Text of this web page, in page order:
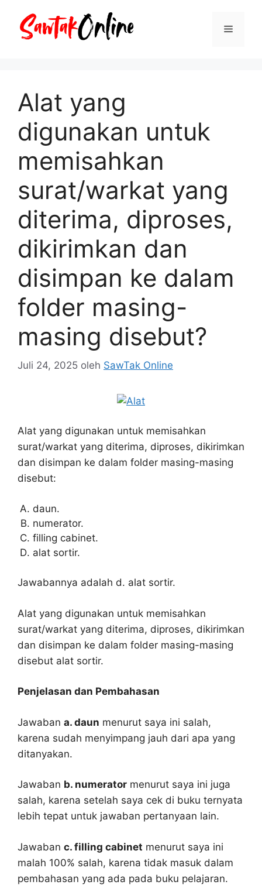
Menu
Alat yang
digunakan untuk
memisahkan
surat/warkat yang
diterima, diproses,
dikirimkan dan
disimpan ke dalam
folder masing-
masing disebut?
Juli 24, 2025 oleh SawTak Online
Alat yang digunakan untuk memisahkan
surat/warkat yang diterima, diproses, dikirimkan
dan disimpan ke dalam folder masing-masing
disebut:
daun.
numerator.
filling cabinet.
alat sortir.
Jawabannya adalah d. alat sortir.
Alat yang digunakan untuk memisahkan
surat/warkat yang diterima, diproses, dikirimkan
dan disimpan ke dalam folder masing-masing
disebut alat sortir.
Penjelasan dan Pembahasan
Jawaban a. daun menurut saya ini salah,
karena sudah menyimpang jauh dari apa yang
ditanyakan.
Jawaban b. numerator menurut saya ini juga
salah, karena setelah saya cek di buku ternyata
lebih tepat untuk jawaban pertanyaan lain.
Jawaban c. filling cabinet menurut saya ini
malah 100% salah, karena tidak masuk dalam
pembahasan yang ada pada buku pelajaran.